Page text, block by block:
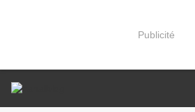
Publicité